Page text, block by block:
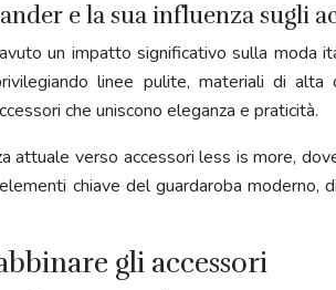
e la sua influenza sugli
un impatto significativo sulla moda
linee pulite, materiali di
che uniscono eleganza e praticità.
attuale verso accessori less is more,
chiave del guardaroba
gli accessori